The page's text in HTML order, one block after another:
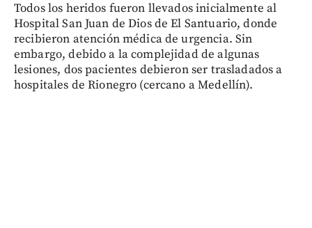
Todos los heridos fueron llevados inicialmente al
Hospital San Juan de Dios de El Santuario, donde
recibieron atención médica de urgencia. Sin
embargo, debido a la complejidad de algunas
lesiones, dos pacientes debieron ser trasladados a
hospitales de Rionegro (cercano a Medellín).